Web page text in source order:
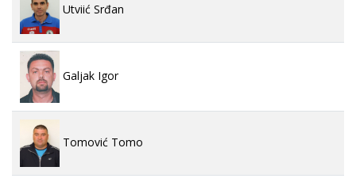
Utviić Srđan
Galjak Igor
Tomović Tomo